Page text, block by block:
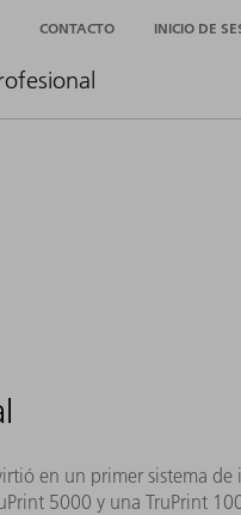
CONTACTO INICIO DE
en un primer sistema
5000 y una TruPrint